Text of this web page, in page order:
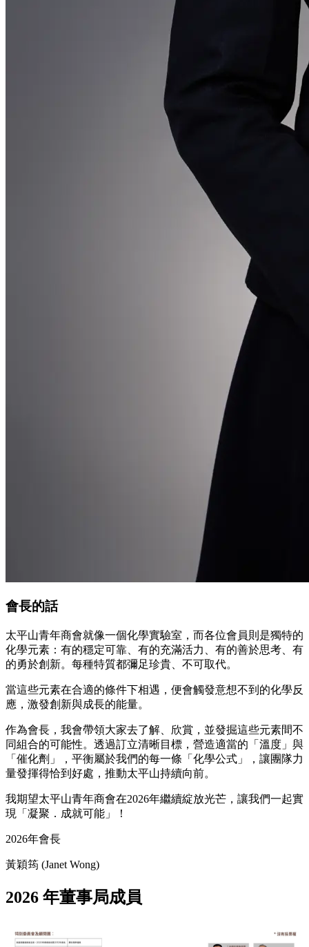
會長的話
太平山青年商會就像一個化學實驗室，而各位會員則是獨特的
化學元素：有的穩定可靠、有的充滿活力、有的善於思考、有
的勇於創新。每種特質都彌足珍貴、不可取代。
當這些元素在合適的條件下相遇，便會觸發意想不到的化學反
應，激發創新與成長的能量。
作為會長，我會帶領大家去了解、欣賞，並發掘這些元素間不
同組合的可能性。透過訂立清晰目標，營造適當的「溫度」與
「催化劑」，平衡屬於我們的每一條「化學公式」，讓團隊力
量發揮得恰到好處，推動太平山持續向前。
我期望太平山青年商會在2026年繼續綻放光芒，讓我們一起實
現「凝聚．成就可能」！
2026年會長
黃穎筠 (Janet Wong)
2026 年董事局成員